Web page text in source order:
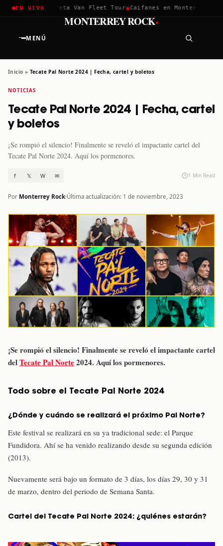
EN VIVO
2026✱Greta Van Fleet Tour✱Caifanes en Monterrey · 12
MENÚ
MONTERREY ROCK·
Inicio » Tecate Pal Norte 2024 | Fecha, cartel y boletos
NOTICIAS
Tecate Pal Norte 2024 | Fecha, cartel
y boletos
¡Se rompió el silencio! Finalmente se reveló el impactante cartel del
Tecate Pal Norte 2024. Aquí los pormenores.
f 𝕏 W ✉ 1 Min Read
Por Monterrey Rock Última actualización: 1 de noviembre, 2023
¡Se rompió el silencio! Finalmente se reveló el impactante cartel
delTecate Pal Norte2024. Aquí los pormenores.
Todo sobre el Tecate Pal Norte 2024
¿Dónde y cuándo se realizará el próximo Pal Norte?
Este festival se realizará en su ya tradicional sede: el Parque
Fundidora. Ahí se ha venido realizando desde su segunda edición
(2013).
Nuevamente será bajo un formato de 3 días, los días 29, 30 y 31
de marzo, dentro del periodo de Semana Santa.
Cartel del Tecate Pal Norte 2024: ¿quiénes estarán?